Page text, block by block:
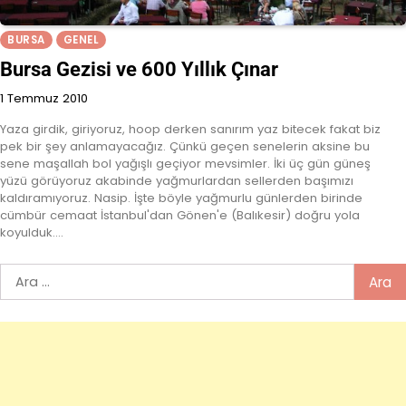
BURSA GENEL
Bursa Gezisi ve 600 Yıllık Çınar
1 Temmuz 2010
Yaza girdik, giriyoruz, hoop derken sanırım yaz bitecek fakat biz
pek bir şey anlamayacağız. Çünkü geçen senelerin aksine bu
sene maşallah bol yağışlı geçiyor mevsimler. İki üç gün güneş
yüzü görüyoruz akabinde yağmurlardan sellerden başımızı
kaldıramıyoruz. Nasip. İşte böyle yağmurlu günlerden birinde
cümbür cemaat İstanbul'dan Gönen'e (Balıkesir) doğru yola
koyulduk.…
Arama: